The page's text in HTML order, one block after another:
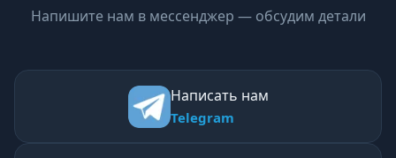
Напишите нам в мессенджер — обсудим детали
Написать нам
Telegram